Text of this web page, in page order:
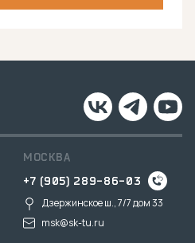
МОСКВА
+7 (905) 289-86-03
Дзержинское ш., 7/7 дом 33
msk@sk-tu.ru